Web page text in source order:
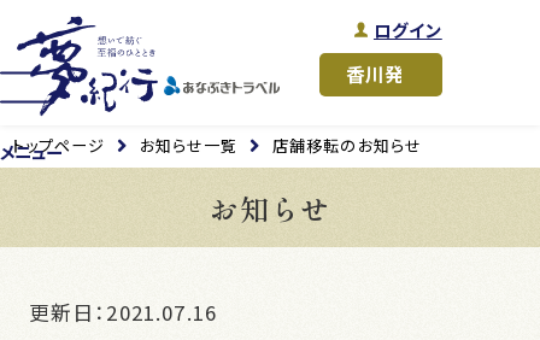
ログイン
メニュー
トップページ お知らせ一覧 店舗移転のお知らせ
お知らせ
更新日：2021.07.16